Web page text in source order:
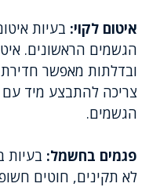
איטום לקוי: בעיות
הגשמים הראשונים.
ובדלתות מאפשר
צריכה להתבצע מיד עם
הגשמים.
פגמים בחשמל:
לא תקינים, חוטים